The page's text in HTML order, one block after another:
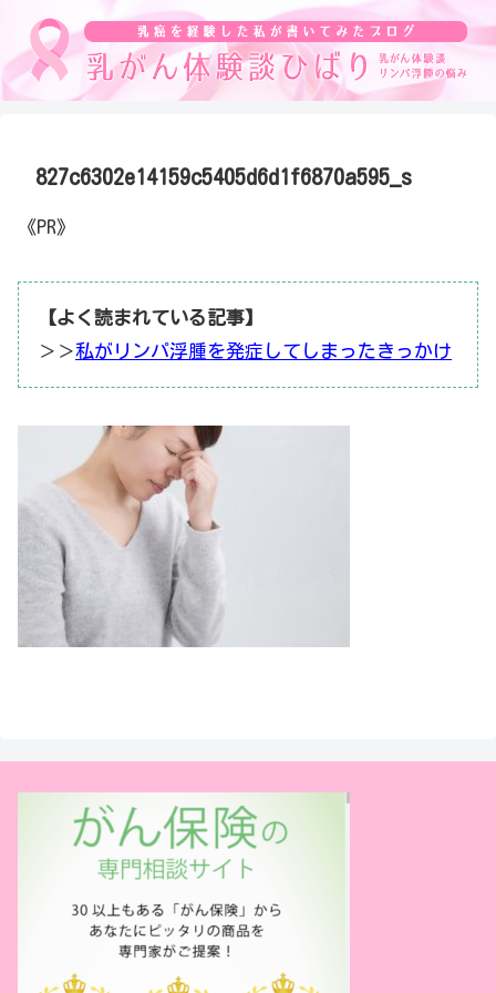
827c6302e14159c5405d6d1f6870a595_s
《PR》
【よく読まれている記事】
＞＞私がリンパ浮腫を発症してしまったきっかけ